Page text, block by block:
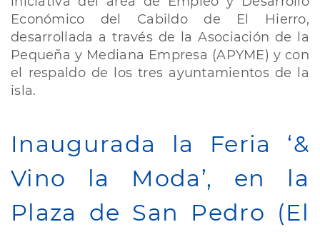
la
clausura
de
la
campaña
“Tu
Más
Cerca
Económico del Cabildo de El Hierro,
desarrollada a través de la Asociación de la
Pequeña y Mediana Empresa (APYME) y con
el respaldo de los tres ayuntamientos de la
isla.
Inaugurada la Feria ‘&
Vino la Moda’, en la
Plaza de San Pedro (El